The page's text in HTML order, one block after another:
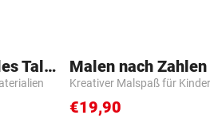
DKT - Klimaneutrales Talent
Kreativer Malspaß für Kinder
€19,90